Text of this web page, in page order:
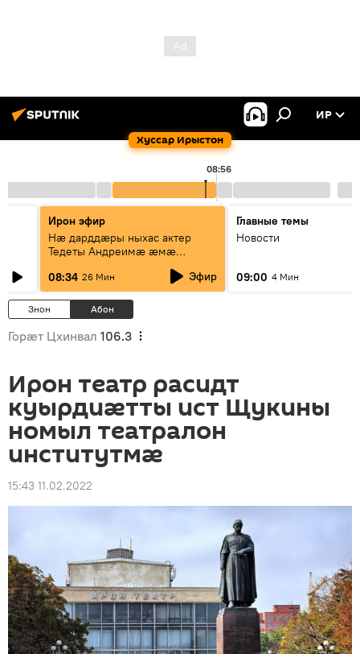
Хуссар Ирыстон
ИР
08:56
Ирон эфир
Нæ дарддæры ныхас актер
Тедеты Андреимæ æмæ
рубрикæ "Зæххыл рæстагон
хæст цыди"
08:34 26 Мин Эфир
Главные темы
Новости
09:00 4 Мин
Знон Абон
Горӕт Цхинвал 106.3
Ирон театр расидт
куырдиӕтты ист Щукины
номыл театралон
институтмӕ
15:43 11.02.2022